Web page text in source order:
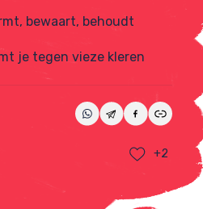
bewaart, behoudt
je tegen vieze kleren
+2